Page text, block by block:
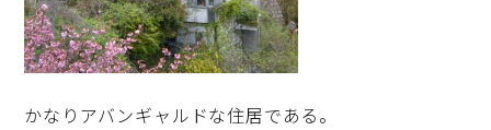
かなりアバンギャルドな住居である。